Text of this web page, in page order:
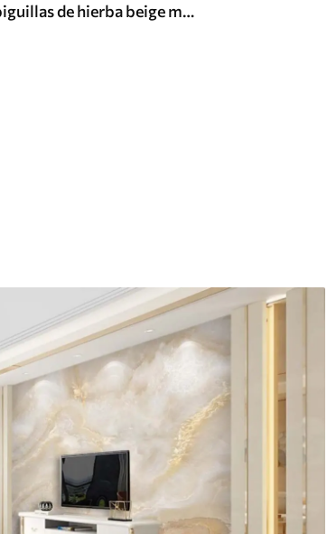
Altas espiguillas de hierba beige mecidas por el viento sobre un fondo suave y claro